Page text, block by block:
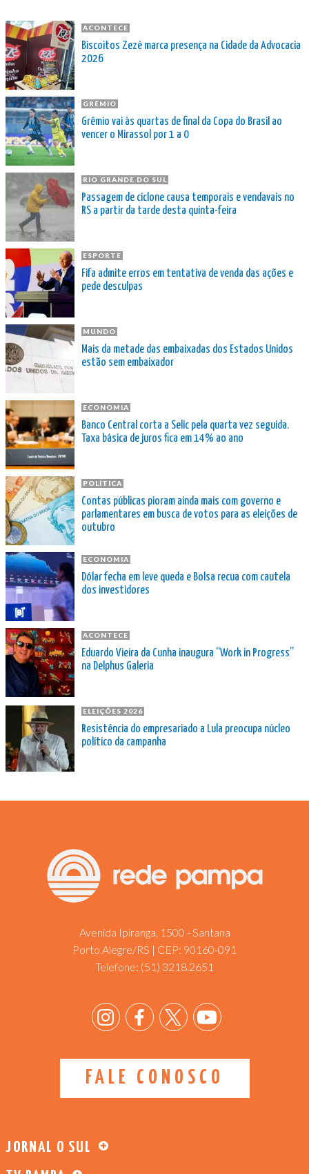
ACONTECE
Biscoitos Zezé marca presença na Cidade da Advocacia
2026
GRÊMIO
Grêmio vai às quartas de final da Copa do Brasil ao
vencer o Mirassol por 1 a 0
RIO GRANDE DO SUL
Passagem de ciclone causa temporais e vendavais no
RS a partir da tarde desta quinta-feira
ESPORTE
Fifa admite erros em tentativa de venda das ações e
pede desculpas
MUNDO
Mais da metade das embaixadas dos Estados Unidos
estão sem embaixador
ECONOMIA
Banco Central corta a Selic pela quarta vez seguida.
Taxa básica de juros fica em 14% ao ano
POLÍTICA
Contas públicas pioram ainda mais com governo e
parlamentares em busca de votos para as eleições de
outubro
ECONOMIA
Dólar fecha em leve queda e Bolsa recua com cautela
dos investidores
ACONTECE
Eduardo Vieira da Cunha inaugura “Work in Progress”
na Delphus Galeria
ELEIÇÕES 2026
Resistência do empresariado a Lula preocupa núcleo
político da campanha
Avenida Ipiranga, 1500 - Santana
Porto Alegre/RS | CEP: 90160-091
Telefone: (51) 3218.2651
FALE CONOSCO
JORNAL O SUL